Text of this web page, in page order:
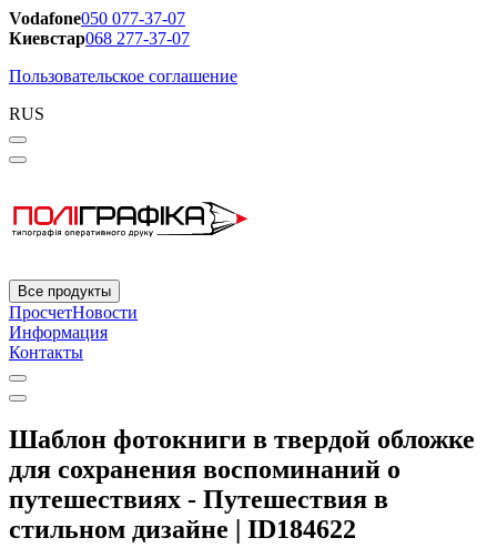
Vodafone050 077-37-07
Киевстар068 277-37-07
Пользовательское соглашение
RUS
Все продукты
ПросчетНовости
Информация
Контакты
Шаблон фотокниги в твердой обложке
для сохранения воспоминаний о
путешествиях - Путешествия в
стильном дизайне | ID184622